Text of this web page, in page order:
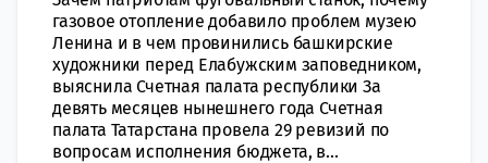
газовое отопление добавило проблем музею
Ленина и в чем провинились башкирские
художники перед Елабужским заповедником,
выяснила Счетная палата республики За
девять месяцев нынешнего года Счетная
палата Татарстана провела 29 ревизий по
вопросам исполнения бюджета, в...